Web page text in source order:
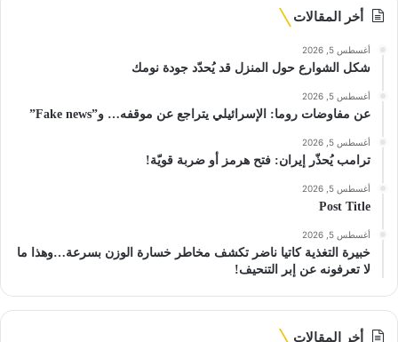
أخر المقالات
أغسطس 5, 2026
شكل الشوارع حول المنزل قد يُحدّد جودة نومك
أغسطس 5, 2026
عن مفاوضات روما: الإسرائيلي يتراجع عن موقفه… و”Fake news”
أغسطس 5, 2026
ترامب يُحذّر إيران: فتح هرمز أو ضربة قويّة!
أغسطس 5, 2026
Post Title
أغسطس 5, 2026
خبيرة التغذية كاتيا ناضر تكشف مخاطر خسارة الوزن بسرعة…وهذا ما
لا تعرفونه عن إبر التنحيف!
أخر المقالات